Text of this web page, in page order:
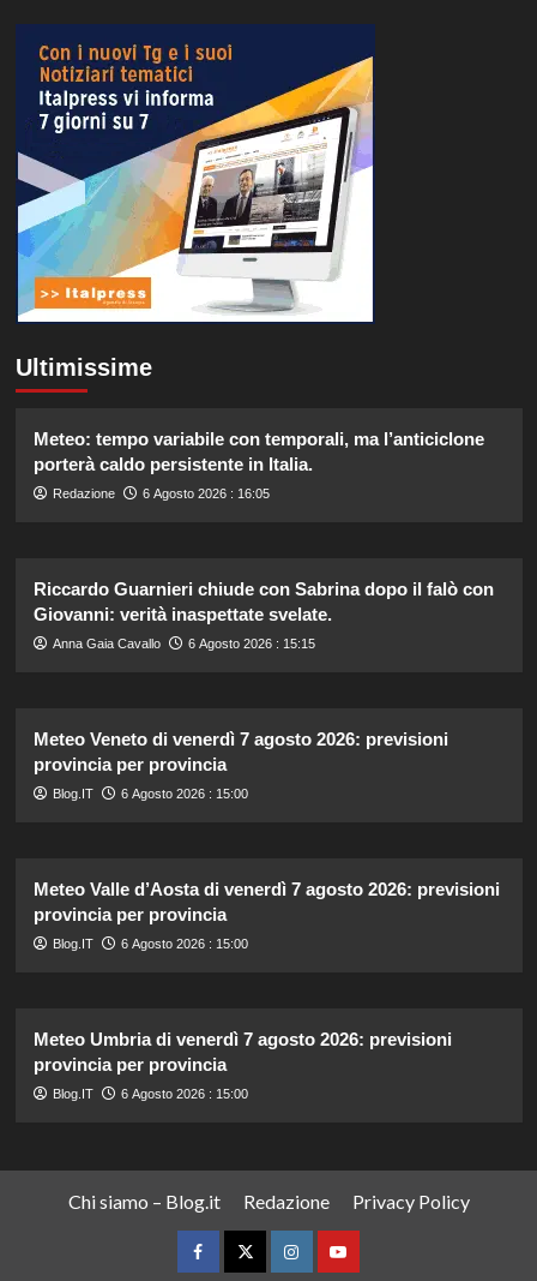
Ultimissime
Meteo: tempo variabile con temporali, ma l’anticiclone
porterà caldo persistente in Italia.
Redazione 6 Agosto 2026 : 16:05
Riccardo Guarnieri chiude con Sabrina dopo il falò con
Giovanni: verità inaspettate svelate.
Anna Gaia Cavallo 6 Agosto 2026 : 15:15
Meteo Veneto di venerdì 7 agosto 2026: previsioni
provincia per provincia
Blog.IT 6 Agosto 2026 : 15:00
Meteo Valle d’Aosta di venerdì 7 agosto 2026: previsioni
provincia per provincia
Blog.IT 6 Agosto 2026 : 15:00
Meteo Umbria di venerdì 7 agosto 2026: previsioni
provincia per provincia
Blog.IT 6 Agosto 2026 : 15:00
Chi siamo – Blog.it Redazione Privacy Policy
FacebookTwitterInstagramYouTube